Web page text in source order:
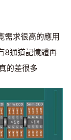
需求很高的應用
8通道記憶體再
的差很多